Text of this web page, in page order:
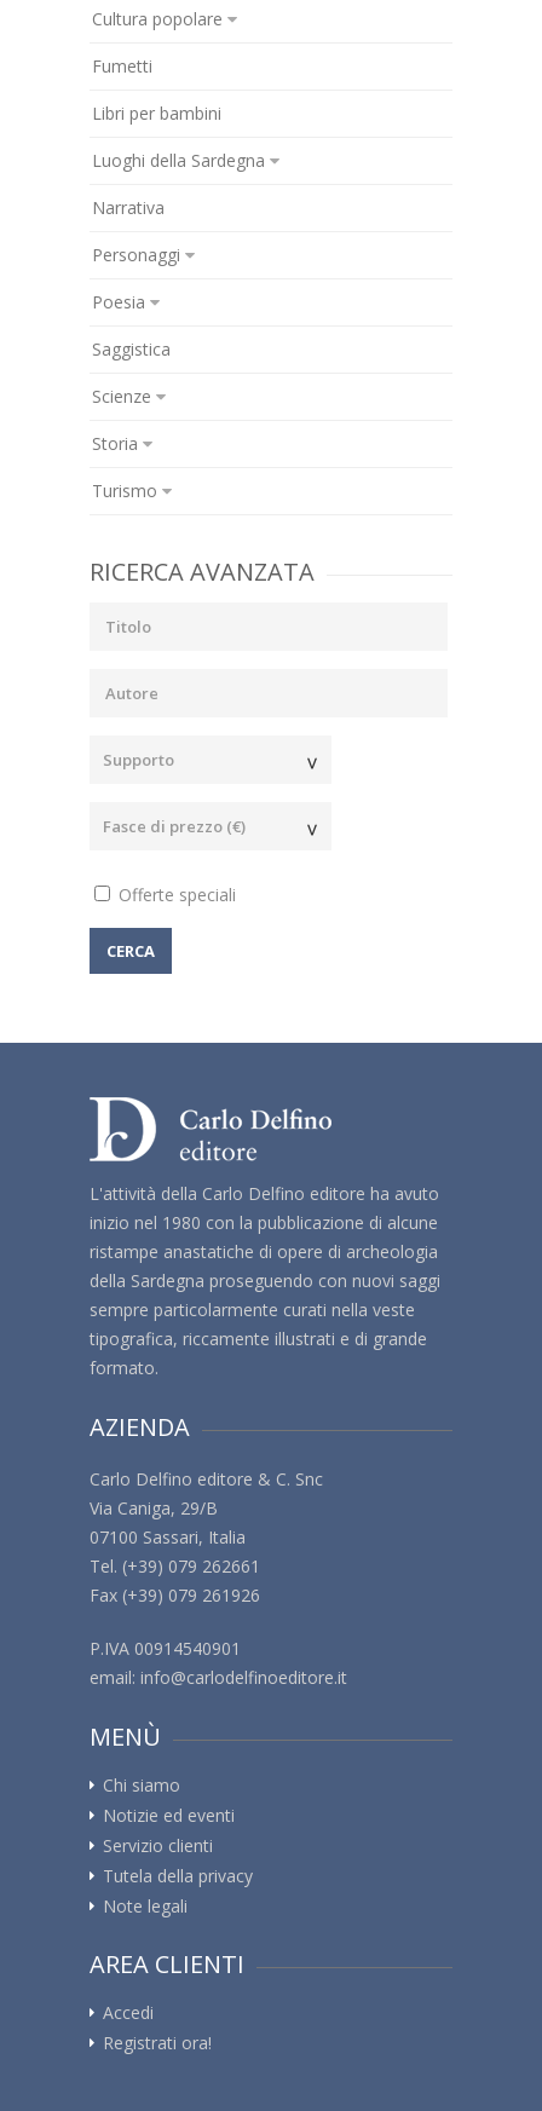
Cultura popolare
Fumetti
Libri per bambini
Luoghi della Sardegna
Narrativa
Personaggi
Poesia
Saggistica
Scienze
Storia
Turismo
RICERCA AVANZATA
Offerte speciali
CERCA
L'attività della Carlo Delfino editore ha avuto
inizio nel 1980 con la pubblicazione di alcune
ristampe anastatiche di opere di archeologia
della Sardegna proseguendo con nuovi saggi
sempre particolarmente curati nella veste
tipografica, riccamente illustrati e di grande
formato.
AZIENDA
Carlo Delfino editore & C. Snc
Via Caniga, 29/B
07100 Sassari, Italia
Tel. (+39) 079 262661
Fax (+39) 079 261926
P.IVA 00914540901
email: info@carlodelfinoeditore.it
MENÙ
Chi siamo
Notizie ed eventi
Servizio clienti
Tutela della privacy
Note legali
AREA CLIENTI
Accedi
Registrati ora!